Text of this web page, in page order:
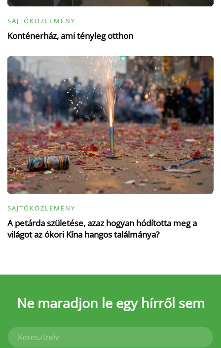
SAJTÓKÖZLEMÉNY
Konténerház, ami tényleg otthon
SAJTÓKÖZLEMÉNY
A petárda születése, azaz hogyan hódította meg a
világot az ókori Kína hangos találmánya?
Ne maradjon le egy hírről sem